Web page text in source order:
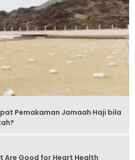
Pemakaman Jamaah Haji bila
Are Good for Heart Health